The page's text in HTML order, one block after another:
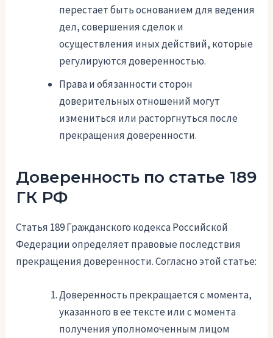
перестает быть основанием для ведения
дел, совершения сделок и
осуществления иных действий, которые
регулируются доверенностью.
Права и обязанности сторон
доверительных отношений могут
измениться или расторгнуться после
прекращения доверенности.
Доверенность по статье 189
ГК РФ
Статья 189 Гражданского кодекса Российской
Федерации определяет правовые последствия
прекращения доверенности. Согласно этой статье:
Доверенность прекращается с момента,
указанного в ее тексте или с момента
получения уполномоченным лицом